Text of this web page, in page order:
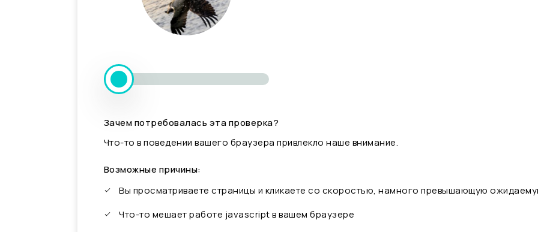
Зачем потребовалась эта проверка?
Что-то в поведении вашего браузера привлекло наше внимание.
Возможные причины:
Вы просматриваете страницы и кликаете со скоростью, намного превышающую
Что-то мешает работе javascript в вашем браузере